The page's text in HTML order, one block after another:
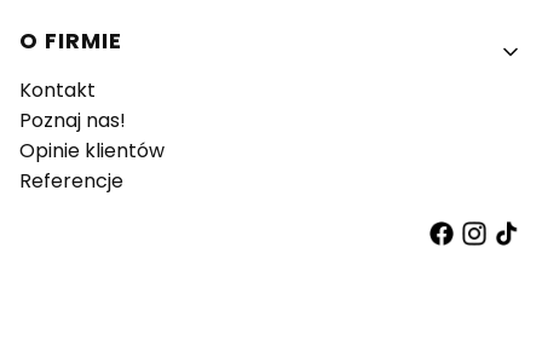
O FIRMIE
Kontakt
Poznaj nas!
Opinie klientów
Referencje